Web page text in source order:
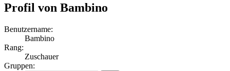
Profil von Bambino
Benutzername:
Bambino
Rang:
Zuschauer
Gruppen: